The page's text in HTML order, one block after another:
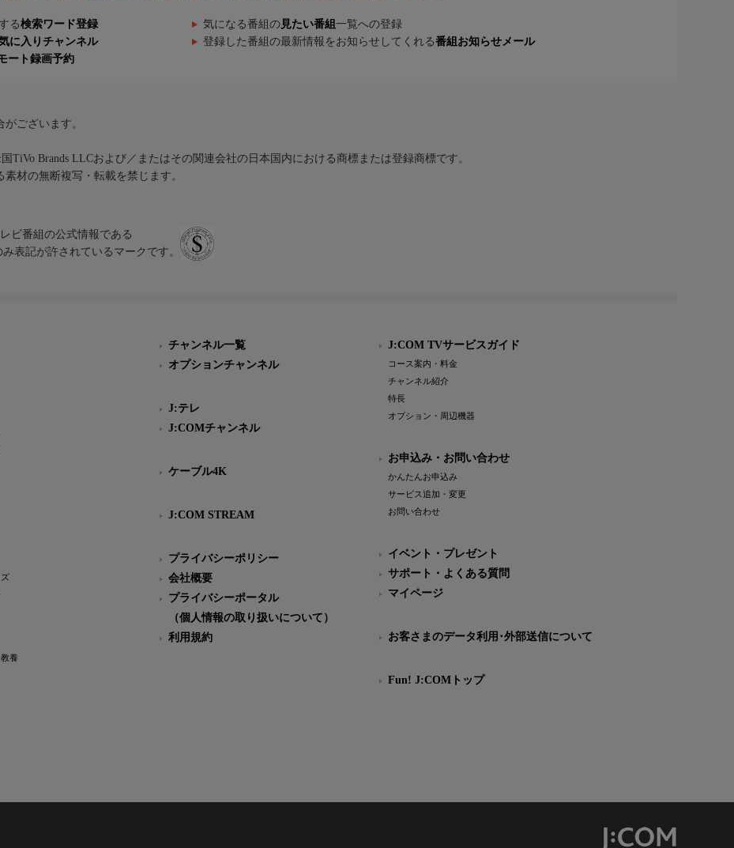
る検索ワード登録 気になる番組の 見たい番組 一覧への登録
に入りチャンネル 登録した番組の最新情報をお知らせしてくれる番組お知らせメール
ート録画予約
ございます。
TiVo Brands LLCおよび／またはその関連会社の日本国内における商標または登録商標です。
材の無断複写・転載を禁じます。
ビ番組の公式情報である
表記が許されているマークです。
養
チャンネル一覧
オプションチャンネル
J:テレ
J:COMチャンネル
ケーブル4K
J:COM STREAM
プライバシーポリシー
会社概要
プライバシーポータル
（個人情報の取り扱いについて）
利用規約
J:COM TVサービスガイド
コース案内・料金
チャンネル紹介
特長
オプション・周辺機器
お申込み・お問い合わせ
かんたんお申込み
サービス追加・変更
お問い合わせ
イベント・プレゼント
サポート・よくある質問
マイページ
お客さまのデータ利用･外部送信について
Fun! J:COMトップ